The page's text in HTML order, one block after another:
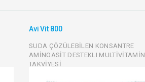
Avi Vit 800
SUDA ÇÖZÜLEBİLEN KONSANTRE
AMİNOASİT DESTEKLI MULTİVİTAMİN
TAKVİYESİ